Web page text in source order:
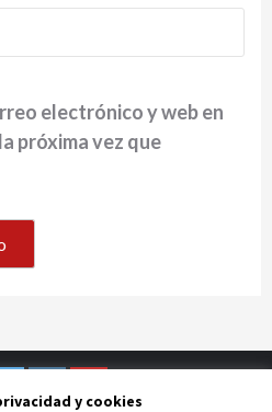
electrónico y web en
próxima vez que
TwitterInstagramYoutube
y cookies